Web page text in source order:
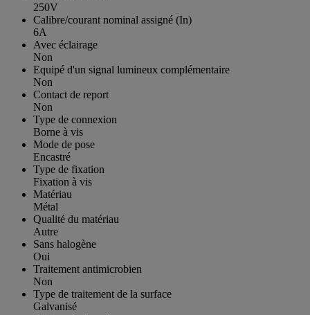
250V
Calibre/courant nominal assigné (In)
6A
Avec éclairage
Non
Equipé d'un signal lumineux complémentaire
Non
Contact de report
Non
Type de connexion
Borne à vis
Mode de pose
Encastré
Type de fixation
Fixation à vis
Matériau
Métal
Qualité du matériau
Autre
Sans halogène
Oui
Traitement antimicrobien
Non
Type de traitement de la surface
Galvanisé